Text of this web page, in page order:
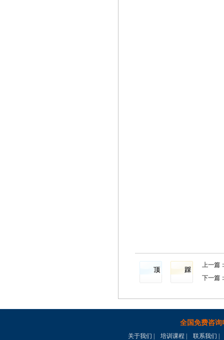
顶 踩
上一篇
下一篇
全国免费咨询
关于我们 培训课程 联系我们